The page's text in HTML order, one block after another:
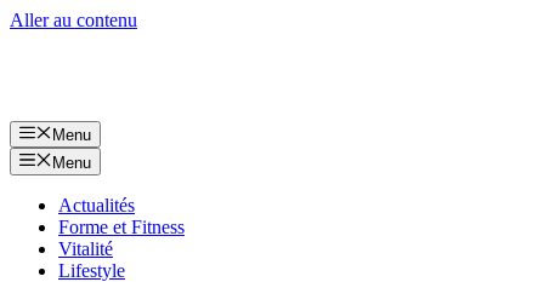
Aller au contenu
Menu
Menu
Actualités
Forme et Fitness
Vitalité
Lifestyle